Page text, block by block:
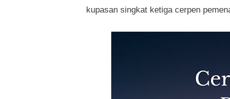
kupasan singkat ketiga cerpen